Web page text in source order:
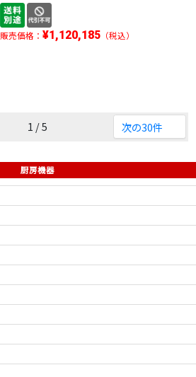
販売価格： ¥1,120,185（税込）
1 / 5 次の30件
厨房機器